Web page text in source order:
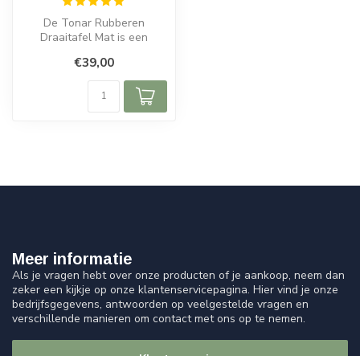
De Tonar Rubberen
Draaitafel Mat is een
liefhebbers v...
€39,00
Meer informatie
Als je vragen hebt over onze producten of je aankoop, neem dan
zeker een kijkje op onze klantenservicepagina. Hier vind je onze
bedrijfsgegevens, antwoorden op veelgestelde vragen en
verschillende manieren om contact met ons op te nemen.